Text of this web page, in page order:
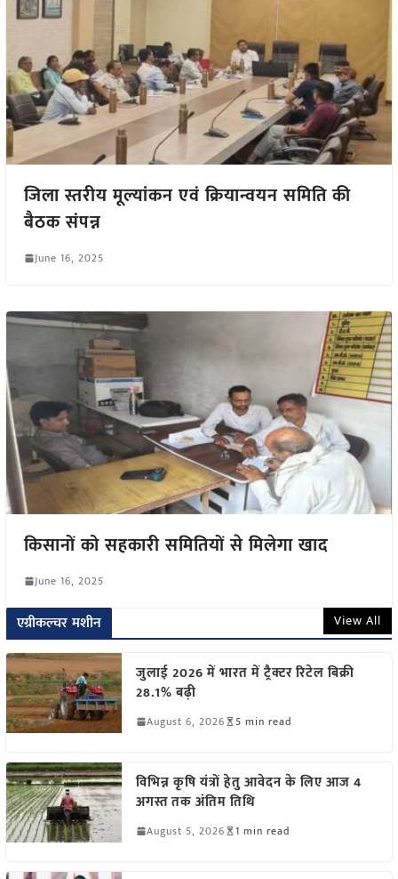
जिला स्तरीय मूल्यांकन एवं क्रियान्वयन समिति की
बैठक संपन्न
June 16, 2025
किसानों को सहकारी समितियों से मिलेगा खाद
June 16, 2025
एग्रीकल्चर मशीन View All
जुलाई 2026 में भारत में ट्रैक्टर रिटेल बिक्री
28.1% बढ़ी
August 6, 2026 5 min read
विभिन्न कृषि यंत्रों हेतु आवेदन के लिए आज 4
अगस्त तक अंतिम तिथि
August 5, 2026 1 min read